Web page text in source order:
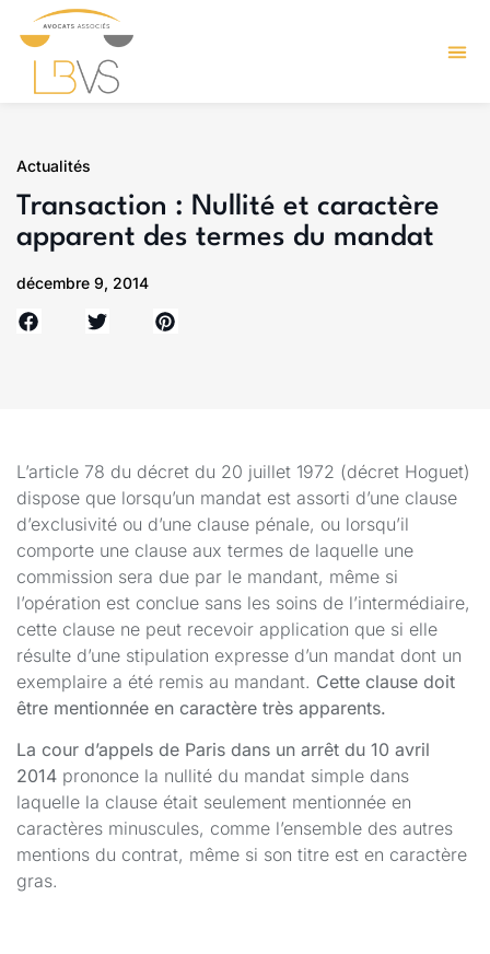
Actualités
Transaction : Nullité et caractère
apparent des termes du mandat
décembre 9, 2014
L’article 78 du décret du 20 juillet 1972 (décret Hoguet)
dispose que lorsqu’un mandat est assorti d’une clause
d’exclusivité ou d’une clause pénale, ou lorsqu’il
comporte une clause aux termes de laquelle une
commission sera due par le mandant, même si
l’opération est conclue sans les soins de l’intermédiaire,
cette clause ne peut recevoir application que si elle
résulte d’une stipulation expresse d’un mandat dont un
exemplaire a été remis au mandant. Cette clause doit
être mentionnée en caractère très apparents.
La cour d’appels de Paris dans un arrêt du 10 avril
2014 prononce la nullité du mandat simple dans
laquelle la clause était seulement mentionnée en
caractères minuscules, comme l’ensemble des autres
mentions du contrat, même si son titre est en caractère
gras.